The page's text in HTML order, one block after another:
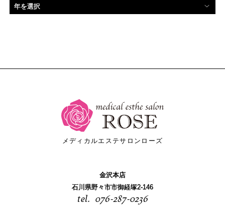
メディカルエステサロンローズ
金沢本店
石川県野々市市御経塚2-146
076-287-0236